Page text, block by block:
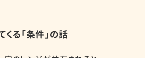
る「条件」の話